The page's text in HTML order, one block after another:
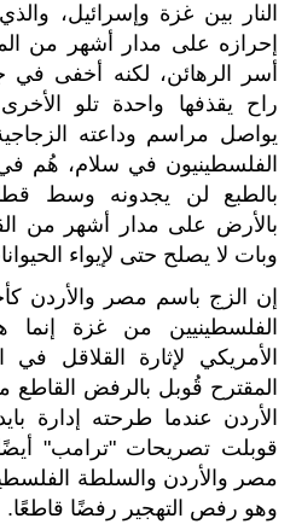
النار بين غزة وإسرائيل،
إحرازه على مدار أشهر من
أسر الرهائن، لكنه أخفى في
راح يقذفها واحدة تلو
يواصل مراسم وداعته
الفلسطينيون في سلام، هُم
بالطبع لن يجدونه وسط
بالأرض على مدار أشهر من
وبات لا يصلح حتى لإيواء
إن الزج باسم مصر والأردن
الفلسطينيين من غزة
الأمريكي لإثارة القلاقل
المقترح قُوبل بالرفض
الأردن عندما طرحته إدارة
قوبلت تصريحات "ترامب"
مصر والأردن والسلطة
وهو رفص التهجير رفضًا قاطعًا.